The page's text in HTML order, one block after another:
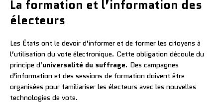
La formation et l’information des
électeurs
Les États ont le devoir d’informer et de former les citoyens à
l’utilisation du vote électronique. Cette obligation découle du
principe d’universalité du suffrage. Des campagnes
d’information et des sessions de formation doivent être
organisées pour familiariser les électeurs avec les nouvelles
technologies de vote.